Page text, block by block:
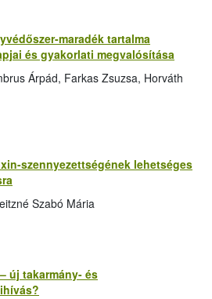
maradék tartalma
és gyakorlati megvalósítása
Árpád, Farkas Zsuzsa, Horváth
szennyezettségének lehetséges
Szabó Mária
új takarmány- és